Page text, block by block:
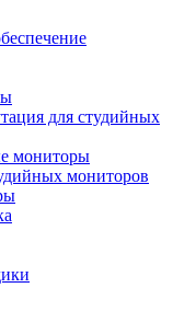
для студийных
мониторы
мониторов